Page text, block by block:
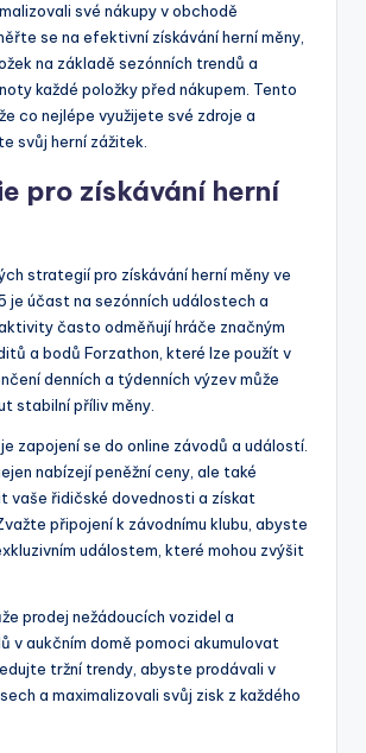
své nákupy v obchodě
se na efektivní získávání herní měny,
na základě sezónních trendů a
každé položky před nákupem. Tento
co nejlépe využijete své zdroje a
svůj herní zážitek.
pro získávání herní
strategií pro získávání herní měny ve
je účast na sezónních událostech a
často odměňují hráče značným
a bodů Forzathon, které lze použít v
denních a týdenních výzev může
stabilní příliv měny.
zapojení se do online závodů a událostí.
nabízejí peněžní ceny, ale také
vaše řidičské dovednosti a získat
připojení k závodnímu klubu, abyste
událostem, které mohou zvýšit
prodej nežádoucích vozidel a
v aukčním domě pomoci akumulovat
tržní trendy, abyste prodávali v
a maximalizovali svůj zisk z každého